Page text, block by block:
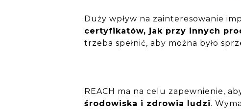
Duży wpływ na zainteresowanie
certyfikatów, jak przy innych
trzeba spełnić, aby można było
REACH ma na celu zapewnienie,
środowiska i zdrowia ludzi.